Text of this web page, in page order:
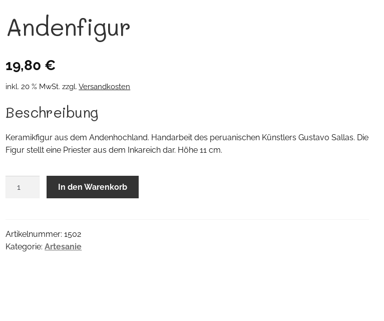
Andenfigur
19,80 €
inkl. 20 % MwSt. zzgl.Versandkosten
Beschreibung
Keramikfigur aus dem Andenhochland. Handarbeit des peruanischen Künstlers Gustavo Sallas. Die
Figur stellt eine Priester aus dem Inkareich dar. Höhe 11 cm.
In den Warenkorb
Artikelnummer:1502
Kategorie:Artesanie